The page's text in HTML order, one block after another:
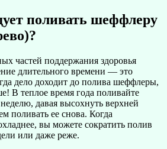
поливать шеффлеру
частей поддержания здоровья
длительного времени — это
дело доходит до полива шеффлеры,
В теплое время года поливайте
давая высохнуть верхней
поливать ее снова. Когда
вы можете сократить полив
или даже реже.